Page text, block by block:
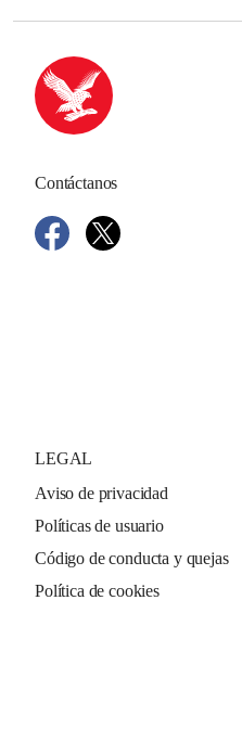
Contáctanos
LEGAL
Aviso de privacidad
Políticas de usuario
Código de conducta y quejas
Política de cookies